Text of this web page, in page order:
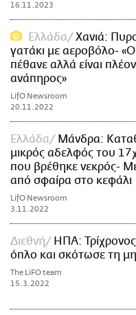
16.11.2023
Ελλάδα
Χανιά:
γατάκι με αεροβόλο-
πέθανε αλλά είναι πλέον
ανάπηρος»
LifO Newsroom
20.11.2022
Ελλάδα
Μάνδρα:
μικρός αδελφός του
που βρέθηκε νεκρός-
από σφαίρα στο κεφάλι
LifO Newsroom
3.11.2022
Διεθνή
ΗΠΑ:
όπλο και σκότωσε τη
The LiFO team
15.3.2022